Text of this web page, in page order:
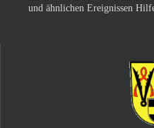
und ähnlichen Ereignissen